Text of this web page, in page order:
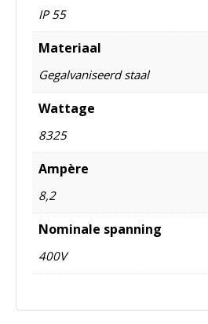
IP 55
Materiaal
Gegalvaniseerd staal
Wattage
8325
Ampère
8,2
Nominale spanning
400V